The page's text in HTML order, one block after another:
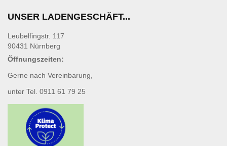
UNSER LADENGESCHÄFT...
Leubelfingstr. 117
90431 Nürnberg
Öffnungszeiten:
Gerne nach Vereinbarung,
unter Tel. 0911 61 79 25